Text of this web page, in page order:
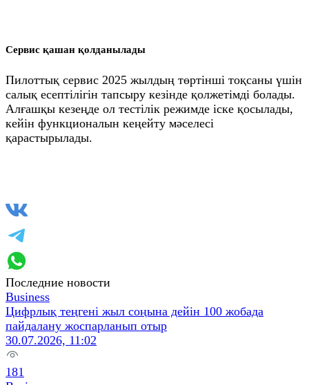
Сервис қашан қолданылады
Пилоттық сервис 2025 жылдың төртінші тоқсаны үшін
салық есептілігін тапсыру кезінде қолжетімді болады.
Алғашқы кезеңде ол тестілік режимде іске қосылады,
кейін функционалын кеңейту мәселесі
қарастырылады.
Последние новости
Business
Цифрлық теңгені жыл соңына дейін 100 жобада
пайдалану жоспарланып отыр
30.07.2026, 11:02
181